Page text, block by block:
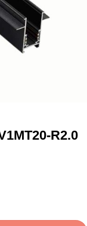
R2.0
số lượng